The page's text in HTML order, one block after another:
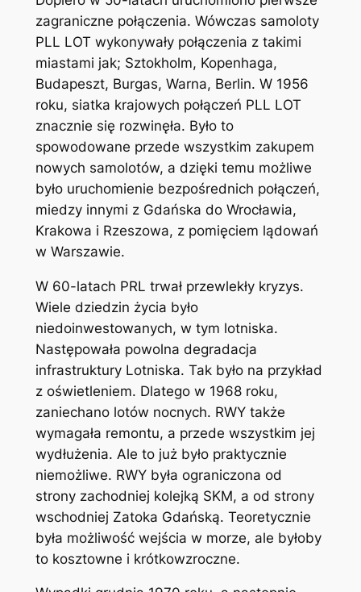
zagraniczne połączenia. Wówczas samoloty
PLL LOT wykonywały połączenia z takimi
miastami jak; Sztokholm, Kopenhaga,
Budapeszt, Burgas, Warna, Berlin. W 1956
roku, siatka krajowych połączeń PLL LOT
znacznie się rozwinęła. Było to
spowodowane przede wszystkim zakupem
nowych samolotów, a dzięki temu możliwe
było uruchomienie bezpośrednich połączeń,
miedzy innymi z Gdańska do Wrocławia,
Krakowa i Rzeszowa, z pomięciem lądowań
w Warszawie.
W 60-latach PRL trwał przewlekły kryzys.
Wiele dziedzin życia było
niedoinwestowanych, w tym lotniska.
Następowała powolna degradacja
infrastruktury Lotniska. Tak było na przykład
z oświetleniem. Dlatego w 1968 roku,
zaniechano lotów nocnych. RWY także
wymagała remontu, a przede wszystkim jej
wydłużenia. Ale to już było praktycznie
niemożliwe. RWY była ograniczona od
strony zachodniej kolejką SKM, a od strony
wschodniej Zatoka Gdańską. Teoretycznie
była możliwość wejścia w morze, ale byłoby
to kosztowne i krótkowzroczne.